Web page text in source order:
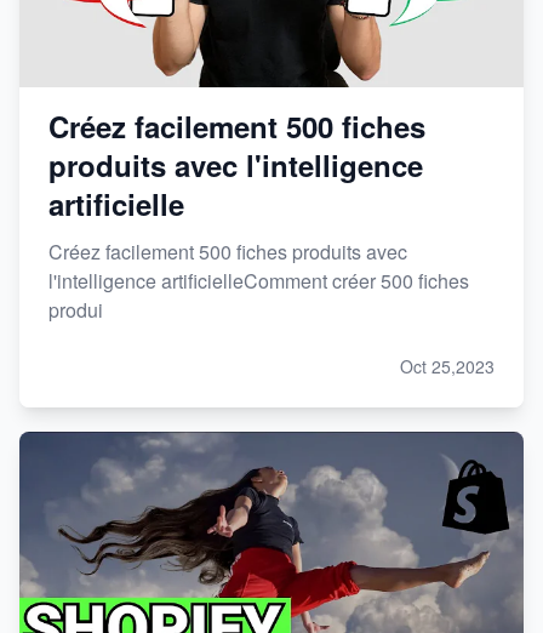
Créez facilement 500 fiches
produits avec l'intelligence
artificielle
Créez facilement 500 fiches produits avec
l'intelligence artificielleComment créer 500 fiches
produi
Oct 25,2023